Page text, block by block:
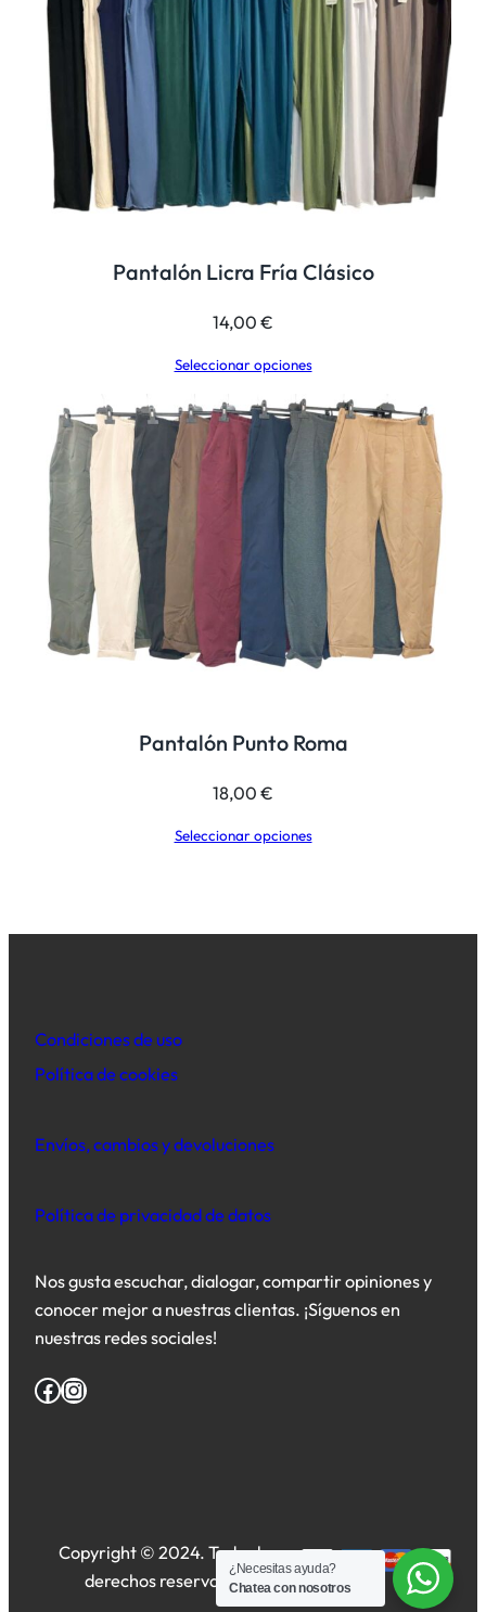
Pantalón Licra Fría Clásico
14,00 €
Seleccionar opciones
Pantalón Punto Roma
18,00 €
Seleccionar opciones
Condiciones de uso
Política decookies
Envíos, cambios y devoluciones
Política de privacidad de datos
Nos gusta escuchar, dialogar, compartir opiniones y
conocer mejor a nuestras clientas. ¡Síguenos en
nuestras redes sociales!
Facebook Instagram
Copyright © 2024. Todos los
derechos reservados.
¿Necesitas ayuda?
Chatea con nosotros